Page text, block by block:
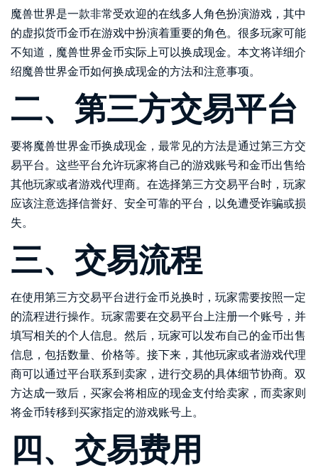
魔兽世界是一款非常受欢迎的在线多人角色扮演游戏，其中
的虚拟货币金币在游戏中扮演着重要的角色。很多玩家可能
不知道，魔兽世界金币实际上可以换成现金。本文将详细介
绍魔兽世界金币如何换成现金的方法和注意事项。
二、第三方交易平台
要将魔兽世界金币换成现金，最常见的方法是通过第三方交
易平台。这些平台允许玩家将自己的游戏账号和金币出售给
其他玩家或者游戏代理商。在选择第三方交易平台时，玩家
应该注意选择信誉好、安全可靠的平台，以免遭受诈骗或损
失。
三、交易流程
在使用第三方交易平台进行金币兑换时，玩家需要按照一定
的流程进行操作。玩家需要在交易平台上注册一个账号，并
填写相关的个人信息。然后，玩家可以发布自己的金币出售
信息，包括数量、价格等。接下来，其他玩家或者游戏代理
商可以通过平台联系到卖家，进行交易的具体细节协商。双
方达成一致后，买家会将相应的现金支付给卖家，而卖家则
将金币转移到买家指定的游戏账号上。
四、交易费用